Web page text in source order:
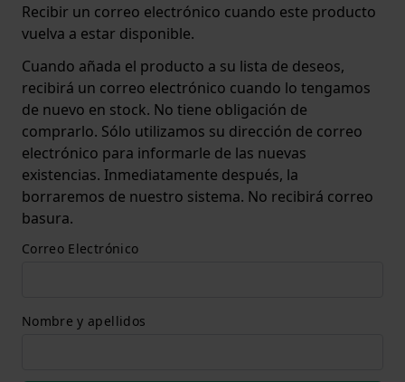
Recibir un correo electrónico cuando este producto
vuelva a estar disponible.
Cuando añada el producto a su lista de deseos,
recibirá un correo electrónico cuando lo tengamos
de nuevo en stock. No tiene obligación de
comprarlo. Sólo utilizamos su dirección de correo
electrónico para informarle de las nuevas
existencias. Inmediatamente después, la
borraremos de nuestro sistema. No recibirá correo
basura.
Correo Electrónico
Nombre y apellidos